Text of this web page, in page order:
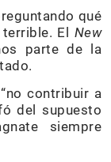
qué
El New
parte de la
contribuir a
del supuesto
siempre